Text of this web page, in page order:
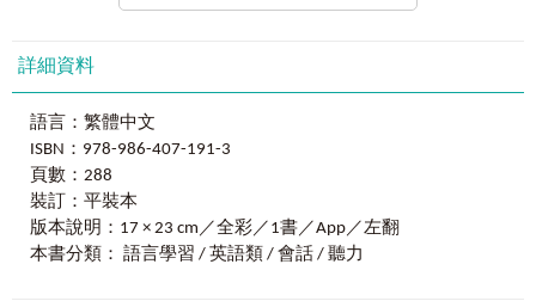
老是覺得英文錄音都講好快，跟不上？
聽力練習！
讓你模擬練習與外國人對話的「對話模式」！詳情請見書籍
內文。
Q｜ 閱讀文章都好長，抓不到重點、讀不懂單字，放棄掙扎
是最後退路？！
A｜30歲，最適合：讀短文、學長句，從雙人會話進步到長
UNIT 03 Company policies 公司規定
UNIT 04 In the office... 在辦公室裡
UNIT 05 Documents and procedures 文件與流程
UNIT 06 Talking on the phone 電話應對
UNIT 07 Hold a meeting 舉行會議
UNIT 08 Let’s talk about laying off and quitting. 我們來聊聊資遣
與離職。
Chapter 5 Go Shopping 去逛街
次具有挑戰性的寫作過程。為此，我和出版社多次書信往
變成現在你們手中的書籍，與你們相見。
在進行本書的期間，我參考了許多以往寫過的書籍，翻
閱了英文教學路上前輩們的心血和作品，發現其實學習總是
大同小異，只要用對方法，都能夠事半功倍，不論學習什麼
都是一樣的，最重要的，就是學習方法！本書結合Youtor
App（內含虛擬點讀筆），只要用手機掃描，就可以用手機
聽音檔，難道不是最方便的一個學習方法嗎？另外要感謝出
版社，願意配合我的想法，將音檔以兩段式的方式呈現，讓
詳細資料
語言：繁體中文
ISBN：978-986-407-191-3
頁數：288
裝訂：平裝本
版本說明：17 × 23 cm／全彩／1書／App／左翻
本書分類： 語言學習 / 英語類 / 會話 / 聽力